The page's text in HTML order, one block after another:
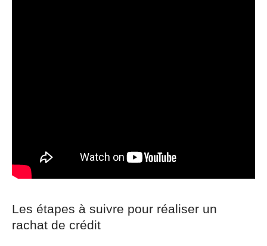
Les étapes à suivre pour réaliser un
rachat de crédit